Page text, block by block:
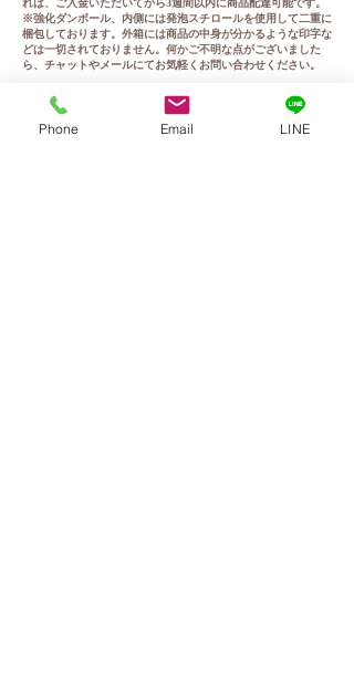
れば、ご入金いただいてから3週間以内に商品配達可能です。
※強化ダンボール、内側には発泡スチロールを使用して二重に
梱包しております。外箱には商品の中身が分かるような印字な
どは一切されておりません。何かご不明な点がございました
ら、チャットやメールにてお気軽くお問い合わせください。
ＷＭドールの正規品保証確認方法
Phone Email LINE